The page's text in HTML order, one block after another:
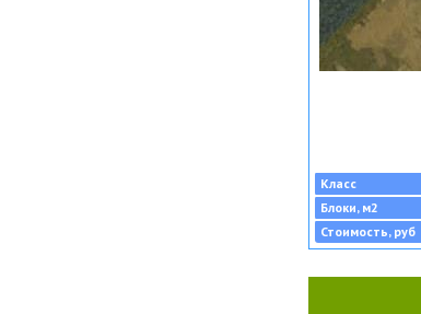
Класс
Блоки, м2
Стоимость, руб